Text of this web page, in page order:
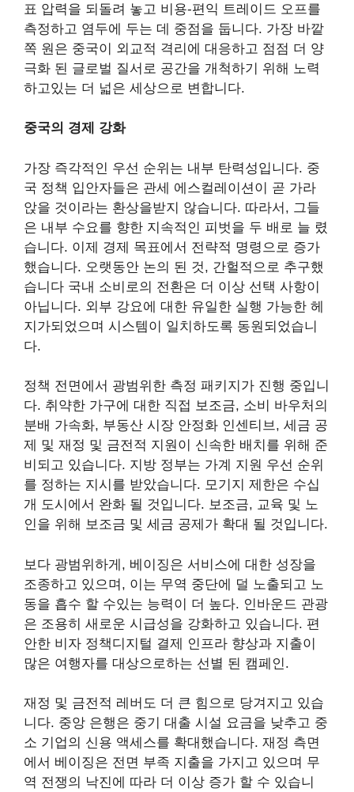
표 압력을 되돌려 놓고 비용-편익 트레이드 오프를
측정하고 염두에 두는 데 중점을 둡니다. 가장 바깥
쪽 원은 중국이 외교적 격리에 대응하고 점점 더 양
극화 된 글로벌 질서로 공간을 개척하기 위해 노력
하고있는 더 넓은 세상으로 변합니다.
중국의 경제 강화
가장 즉각적인 우선 순위는 내부 탄력성입니다. 중
국 정책 입안자들은 관세 에스컬레이션이 곧 가라
앉을 것이라는 환상을받지 않습니다. 따라서, 그들
은 내부 수요를 향한 지속적인 피벗을 두 배로 늘 렸
습니다. 이제 경제 목표에서 전략적 명령으로 증가
했습니다. 오랫동안 논의 된 것, 간헐적으로 추구했
습니다 국내 소비로의 전환은 더 이상 선택 사항이
아닙니다. 외부 강요에 대한 유일한 실행 가능한 헤
지가되었으며 시스템이 일치하도록 동원되었습니
다.
정책 전면에서 광범위한 측정 패키지가 진행 중입니
다. 취약한 가구에 대한 직접 보조금, 소비 바우처의
분배 가속화, 부동산 시장 안정화 인센티브, 세금 공
제 및 재정 및 금전적 지원이 신속한 배치를 위해 준
비되고 있습니다. 지방 정부는 가계 지원 우선 순위
를 정하는 지시를 받았습니다. 모기지 제한은 수십
개 도시에서 완화 될 것입니다. 보조금, 교육 및 노
인을 위해 보조금 및 세금 공제가 확대 될 것입니다.
보다 광범위하게, 베이징은 서비스에 대한 성장을
조종하고 있으며, 이는 무역 중단에 덜 노출되고 노
동을 흡수 할 수있는 능력이 더 높다. 인바운드 관광
은 조용히 새로운 시급성을 강화하고 있습니다. 편
안한 비자 정책디지털 결제 인프라 향상과 지출이
많은 여행자를 대상으로하는 선별 된 캠페인.
재정 및 금전적 레버도 더 큰 힘으로 당겨지고 있습
니다. 중앙 은행은 중기 대출 시설 요금을 낮추고 중
소 기업의 신용 액세스를 확대했습니다. 재정 측면
에서 베이징은 전면 부족 지출을 가지고 있으며 무
역 전쟁의 낙진에 따라 더 이상 증가 할 수 있습니